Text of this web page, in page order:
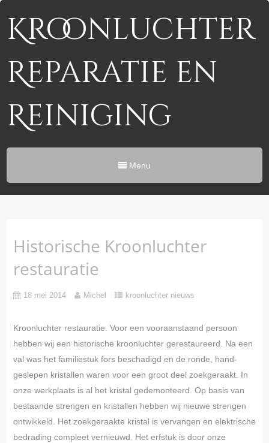
Kroonluchter
Reparatie en
Reiniging
Menu
Historische Kroonluchter
restauratie
18 mei 2014 Michel kroonluchter nieuws
Kroonluchter restauratie. Voor een vooraanstaand persoon
hebben wij een historische kroonluchter gerestaureerd. Na een
val was het familiestuk fors beschadigd en de ronde, hand-
geslepen kristallen waren voor een groot deel zoekgeraakt. In
onze werkplaats is al het kristal gedemonteerd. Op basis van
bestaande strengen en kristallen hebben wij nieuwe strengen
ontwikkeld. Het zoekgeraakte kristal is vervangen en elektrische
bedrading compleet vernieuwd. Het erfstuk is door onze